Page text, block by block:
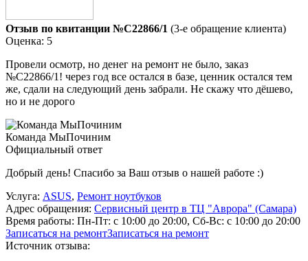
Отзыв по квитанции №C22866/1 (3-е обращение клиента)
Оценка: 5
Провели осмотр, но денег на ремонт не было, заказ
№С22866/1! через год все остался в базе, ценник остался тем
же, сдали на следующий день забрали. Не скажу что дёшево,
но и не дорого
Команда МыПочиним
Официальный ответ
Добрый день! Спасибо за Ваш отзыв о нашей работе :)
Услуга: ASUS, Ремонт ноутбуков
Адрес обращения: Сервисный центр в ТЦ "Аврора" (Самара)
Время работы: Пн-Пт: с 10:00 до 20:00, Сб-Вс: с 10:00 до 20:00
Записаться на ремонтЗаписаться на ремонт
Источник отзыва: